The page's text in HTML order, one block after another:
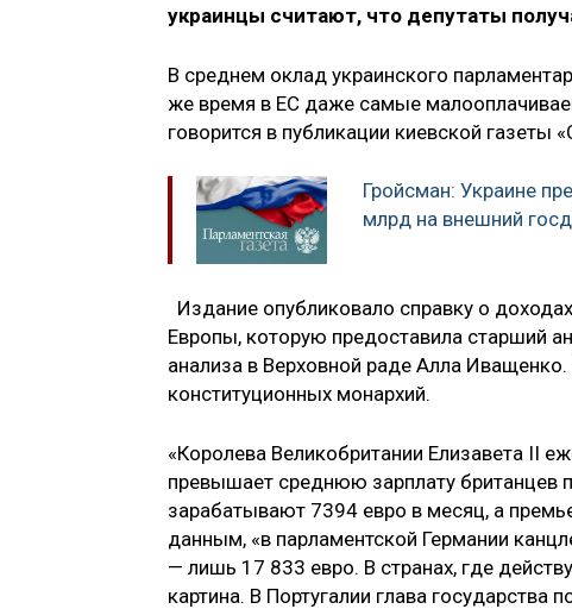
украинцы считают, что депутаты
В среднем оклад украинского
же время в ЕС даже самые
говорится в публикации киевской газеты
Гройсман: Украине
млрд на внешний
Издание опубликовало справку о
Европы, которую предоставила старший
анализа в Верховной раде Алла
конституционных монархий.
«Королева Великобритании Елизавета II
превышает среднюю зарплату британцев
зарабатывают 7394 евро в месяц, а
данным, «в парламентской Германии
— лишь 17 833 евро. В странах, где
картина. В Португалии глава государства